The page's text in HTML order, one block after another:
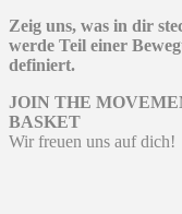
Zeig uns, was in dir
werde Teil einer
definiert.
JOIN THE
BASKET
Wir freuen uns auf dich!